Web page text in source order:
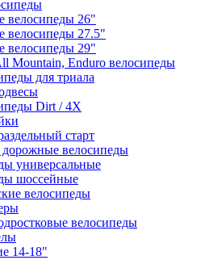
велосипеды 26"
велосипеды 27.5"
велосипеды 29"
Mountain, Enduro велосипеды
для триала
Dirt / 4X
старт
дорожные велосипеды
универсальные
шоссейные
велосипеды
велосипеды
14-18"